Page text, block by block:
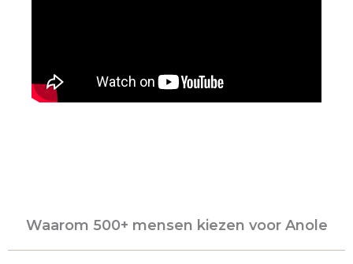
Waarom 500+ mensen kiezen voor Anole